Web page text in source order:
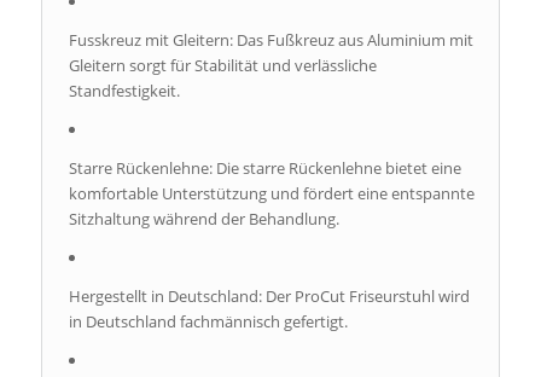
Fusskreuz mit Gleitern: Das Fußkreuz aus Aluminium mit
Gleitern sorgt für Stabilität und verlässliche
Standfestigkeit.
Starre Rückenlehne: Die starre Rückenlehne bietet eine
komfortable Unterstützung und fördert eine entspannte
Sitzhaltung während der Behandlung.
Hergestellt in Deutschland: Der ProCut Friseurstuhl wird
in Deutschland fachmännisch gefertigt.